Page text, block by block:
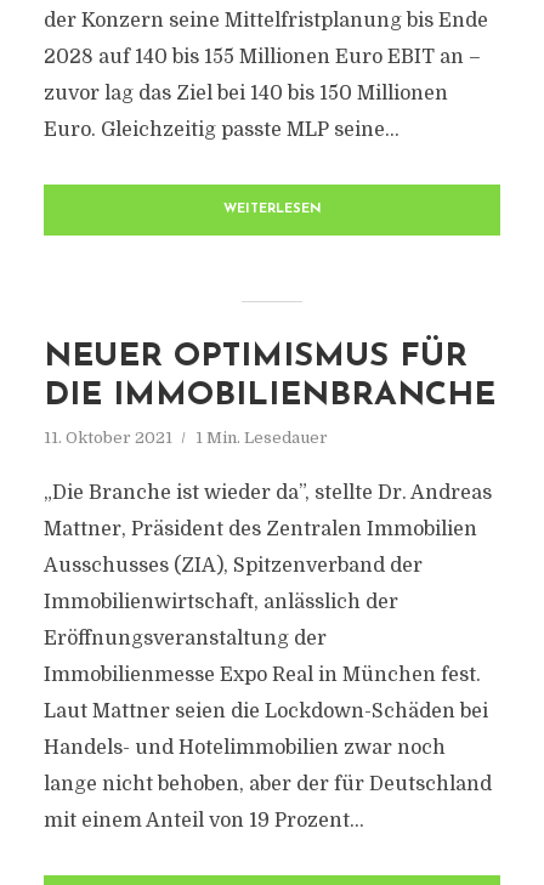
der Konzern seine Mittelfristplanung bis Ende
2028 auf 140 bis 155 Millionen Euro EBIT an –
zuvor lag das Ziel bei 140 bis 150 Millionen
Euro. Gleichzeitig passte MLP seine...
WEITERLESEN
NEUER OPTIMISMUS FÜR
DIE IMMOBILIENBRANCHE
11. Oktober 2021 1 Min. Lesedauer
„Die Branche ist wieder da”, stellte Dr. Andreas
Mattner, Präsident des Zentralen Immobilien
Ausschusses (ZIA), Spitzenverband der
Immobilienwirtschaft, anlässlich der
Eröffnungsveranstaltung der
Immobilienmesse Expo Real in München fest.
Laut Mattner seien die Lockdown-Schäden bei
Handels- und Hotelimmobilien zwar noch
lange nicht behoben, aber der für Deutschland
mit einem Anteil von 19 Prozent...